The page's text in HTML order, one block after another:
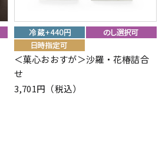
＜菓心おおすが＞沙羅・花椿詰合
せ
3,701円（税込）